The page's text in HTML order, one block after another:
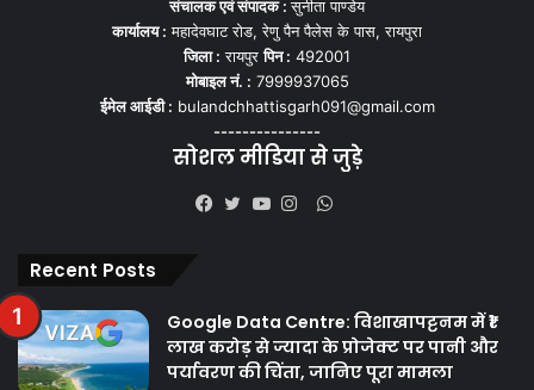
संचालक एवं संपादक :सुनीता पाण्डेय
कार्यालय : महादेवघाट रोड, रेणु पैन पैलेस के पास, रायपुरा
जिला : रायपुरपिन : 492001
मोबाइल नं. : 7999937065
ईमेल आईडी : bulandchhattisgarh091@gmail.com
---------------
सोशल मीडिया से जुड़े
WhatsApp
Recent Posts
Google Data Centre: विशाखापट्टनम में ₹1
लाख करोड़ से ज्यादा के प्रोजेक्ट पर पानी और
पर्यावरण की चिंता, जानिए पूरा मामला